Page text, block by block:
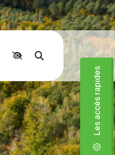
Moteur de
Les accès rapides
Accéder aux liens rapides